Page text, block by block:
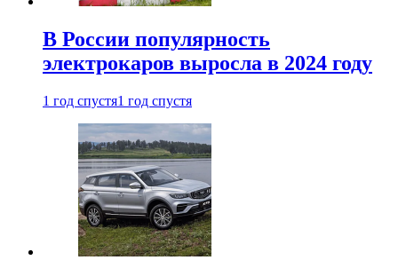
В России популярность
электрокаров выросла в 2024 году
1 год спустя1 год спустя